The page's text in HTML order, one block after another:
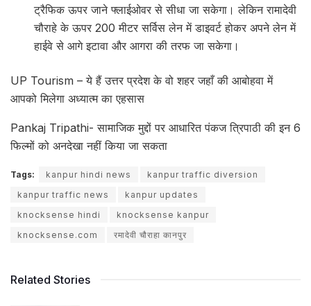
ट्रैफिक ऊपर जाने फ्लाईओवर से सीधा जा सकेगा। लेकिन रामादेवी
चौराहे के ऊपर 200 मीटर सर्विस लेन में डाइवर्ट होकर अपने लेन में
हाईवे से आगे इटावा और आगरा की तरफ जा सकेगा।
UP Tourism – ये हैं उत्तर प्रदेश के वो शहर जहाँ की आबोहवा में
आपको मिलेगा अध्यात्म का एहसास
Pankaj Tripathi- सामाजिक मुद्दों पर आधारित पंकज त्रिपाठी की इन 6
फिल्मों को अनदेखा नहीं किया जा सकता
Tags: kanpur hindi news
kanpur traffic diversion
kanpur traffic news
kanpur updates
knocksense hindi
knocksense kanpur
knocksense.com
रमादेवी चौराहा कानपुर
Related Stories